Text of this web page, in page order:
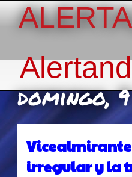
domingo,
irregular y la